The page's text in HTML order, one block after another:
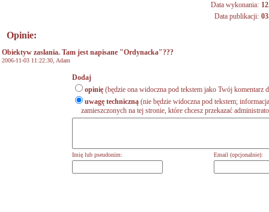
Data wykonania:
Data publikacji:
Opinie:
Obiektyw zasłania. Tam jest napisane "Ordynacka"???
2006-11-03 11:22:30, Adam
Dodaj
opinię (będzie ona widoczna pod tekstem jako Twój komentarz
uwagę techniczną (nie będzie widoczna pod tekstem;
zamieszczonych na tej stronie, które chcesz przekazać
Imię lub pseudonim: Email (opcjonalnie):